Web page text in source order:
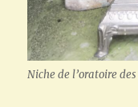
Niche de l’oratoire